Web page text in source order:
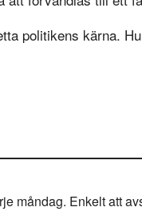
politikens kärna.
måndag. Enkelt att